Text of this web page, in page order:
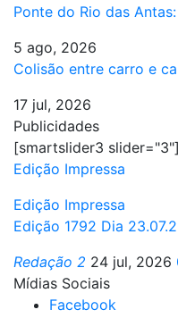
Ponte do Rio das
5 ago, 2026
Colisão entre carro e
17 jul, 2026
Publicidades
[smartslider3 slider="3"]
Edição Impressa
Edição Impressa
Edição 1792 Dia
Redação 2 24 jul, 2026
Mídias Sociais
Facebook